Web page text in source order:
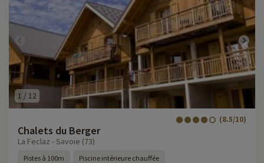
1 / 12
Chalets du Berger
(8.5/10)
La Feclaz - Savoie (73)
Pistes à 100m Piscine intérieure chauffée